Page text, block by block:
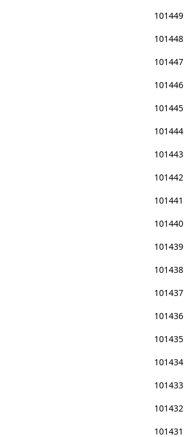
101449
101448
101447
101446
101445
101444
101443
101442
101441
101440
101439
101438
101437
101436
101435
101434
101433
101432
101431